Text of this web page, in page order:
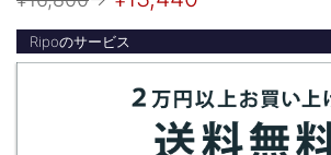
Ripoのサービス